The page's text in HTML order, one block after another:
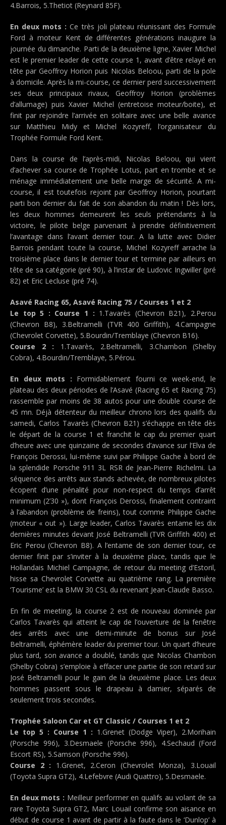
4.Barrois, 5.Thetiot (Reynard 85F).
En deux mots : Ce très joli plateau réunissant des Formule
Ford à moteur Kent de différentes générations inaugure la
journée du dimanche. Parti de la deuxième ligne, Xavier Michel
est le premier leader de cette course 1, avant d’être relayé en
tête par Geoffroy Horion puis Nicolas Beloou, parti de la pole
à domicile. Après la mi-course, ce dernier perd successivement
ses deux principaux rivaux, Geoffroy Horion (problèmes
d’allumage) puis Xavier Michel (entretoise moteur/boite), et
finit par rejoindre l’arrivée en solitaire avec une belle avance
sur Matthieu Midy et Michel Kozyreff, l’organisateur du
Trophée Formule Ford Kent.
Dans la course de l’après-midi, Nicolas Beloou, qui vient
d’achever sa course de Trophée Lotus, part en trombe et se
ménage immédiatement une belle marge de sécurité. A mi-
course, il est toutefois rejoint par Geoffroy Horion, pourtant
parti bon dernier du fait de son abandon du matin ! Dès lors,
les deux hommes demeurent les seuls prétendants à la
victoire, le pilote belge parvenant à prendre définitivement
l’avantage dans l’avant dernier tour. A la lutte avec Didier
Barrois pendant toute la course, Michel Kozyreff arrache la
troisième place dans le dernier tour et termine par ailleurs en
tête de sa catégorie (pré 90), à l’instar de Ludovic Ingwiller (pré
82) et Eric Lecluse (pré 74).
Asavé Racing 65, Asavé Racing 75 / Courses 1 et 2
Le top 5 : Course 1 : 1.Tavarès (Chevron B21), 2.Perou
(Chevron B8), 3.Beltramelli (TVR 400 Griffith), 4.Campagne
(Chevrolet Corvette), 5.Bourdin/Tremblaye (Chevron B16).
Course 2 : 1.Tavarès, 2.Beltramelli, 3.Chambon (Shelby
Cobra), 4.Bourdin/Tremblaye, 5.Pérou.
En deux mots : Formidablement fourni ce week-end, le
plateau des deux périodes de l’Asavé (Racing 65 et Racing 75)
rassemble par moins de 38 autos pour une double course de
45 mn. Déjà détenteur du meilleur chrono lors des qualifs du
samedi, Carlos Tavarès (Chevron B21) s’échappe en tête dès
le départ de la course 1 et franchit le cap du premier quart
d’heure avec une quinzaine de secondes d’avance sur l’Elva de
François Derossi, lui-même suivi par Philippe Gache à bord de
la splendide Porsche 911 3L RSR de Jean-Pierre Richelmi. La
séquence des arrêts aux stands achevée, de nombreux pilotes
écopent d’une pénalité pour non-respect du temps d’arrêt
minimum (2’30 »), dont François Derossi, finalement contraint
à l’abandon (problème de freins), tout comme Philippe Gache
(moteur « out »). Large leader, Carlos Tavarès entame les dix
dernières minutes devant José Beltramelli (TVR Griffith 400) et
Eric Perou (Chevron B8). A l’entame de son dernier tour, ce
dernier finit par s’inviter à la deuxième place, tandis que le
Hollandais Michiel Campagne, de retour du meeting d’Estoril,
hisse sa Chevrolet Corvette au quatrième rang. La première
‘Tourisme’ est la BMW 30 CSL du revenant Jean-Claude Basso.
En fin de meeting, la course 2 est de nouveau dominée par
Carlos Tavarès qui atteint le cap de l’ouverture de la fenêtre
des arrêts avec une demi-minute de bonus sur José
Beltramelli, éphémère leader du premier tour. Un quart d’heure
plus tard, son avance a doublé, tandis que Nicolas Chambon
(Shelby Cobra) s’emploie à effacer une partie de son retard sur
José Beltramelli pour le gain de la deuxième place. Les deux
hommes passent sous le drapeau à damier, séparés de
seulement trois secondes.
Trophée Saloon Car et GT Classic / Courses 1 et 2
Le top 5 : Course 1 : 1.Grenet (Dodge Viper), 2.Morihain
(Porsche 996), 3.Desmaele (Porsche 996), 4.Sechaud (Ford
Escort RS), 5.Samson (Porsche 996).
Course 2 : 1.Grenet, 2.Ceron (Chevrolet Monza), 3.Louail
(Toyota Supra GT2), 4.Lefebvre (Audi Quattro), 5.Desmaele.
En deux mots : Meilleur performer en qualifs au volant de sa
rare Toyota Supra GT2, Marc Louail confirme son aisance en
début de course 1 avant de partir à la faute dans le ‘Dunlop’ à